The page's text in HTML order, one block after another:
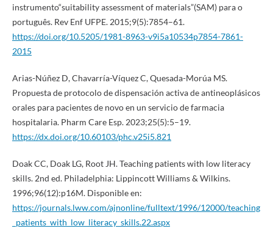
instrumento“suitability assessment of materials”(SAM) para o
português. Rev Enf UFPE. 2015;9(5):7854–61.
https://doi.org/10.5205/1981-8963-v9i5a10534p7854-7861-
2015
Arias-Núñez D, Chavarría-Víquez C, Quesada-Morúa MS.
Propuesta de protocolo de dispensación activa de antineoplásicos
orales para pacientes de novo en un servicio de farmacia
hospitalaria. Pharm Care Esp. 2023;25(5):5–19.
https://dx.doi.org/10.60103/phc.v25i5.821
Doak CC, Doak LG, Root JH. Teaching patients with low literacy
skills. 2nd ed. Philadelphia: Lippincott Williams & Wilkins.
1996;96(12):p16M. Disponible en:
https://journals.lww.com/ajnonline/fulltext/1996/12000/teaching
_patients_with_low_literacy_skills.22.aspx